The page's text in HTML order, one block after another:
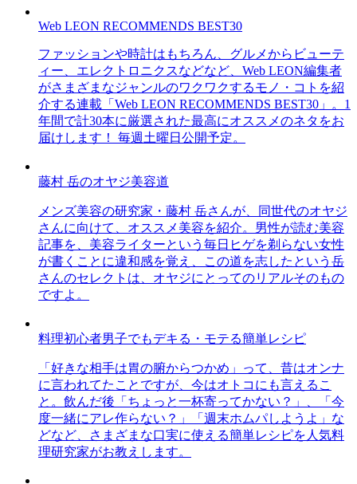
Web LEON RECOMMENDS BEST30
ファッションや時計はもちろん、グルメからビューテ
ィー、エレクトロニクスなどなど、Web LEON編集者
がさまざまなジャンルのワクワクするモノ・コトを紹
介する連載「Web LEON RECOMMENDS BEST30」。1
年間で計30本に厳選された最高にオススメのネタをお
届けします！ 毎週土曜日公開予定。
藤村 岳のオヤジ美容道
メンズ美容の研究家・藤村 岳さんが、同世代のオヤジ
さんに向けて、オススメ美容を紹介。男性が読む美容
記事を、美容ライターという毎日ヒゲを剃らない女性
が書くことに違和感を覚え、この道を志したという岳
さんのセレクトは、オヤジにとってのリアルそのもの
ですよ。
料理初心者男子でもデキる・モテる簡単レシピ
「好きな相手は胃の腑からつかめ」って、昔はオンナ
に言われてたことですが、今はオトコにも言えるこ
と。飲んだ後「ちょっと一杯寄ってかない？」、「今
度一緒にアレ作らない？」「週末ホムパしようよ」な
どなど、さまざまな口実に使える簡単レシピを人気料
理研究家がお教えします。